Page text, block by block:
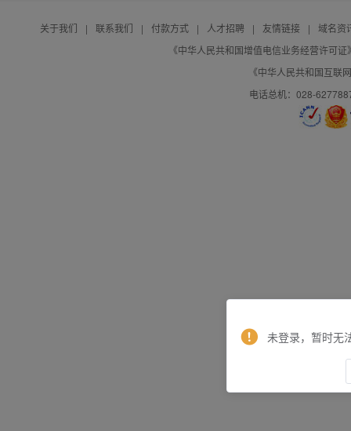
关于我们 | 联系我们 | 付款方式 | 人才招聘 | 友情链接 |
域名资
《中华人民共和国增值电信业务经营许可
《中华人民共和国互联
电话总机：028-
未登录，暂时无